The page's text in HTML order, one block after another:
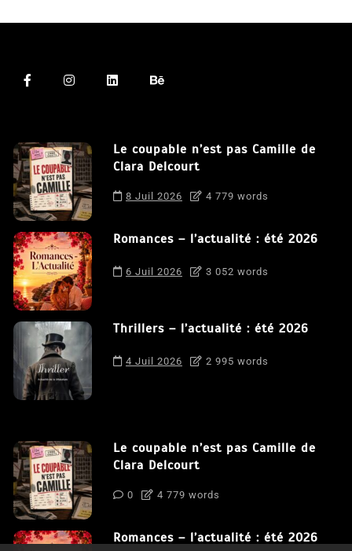
Le coupable n’est pas Camille de
Clara Delcourt
8 Juil 2026 4 779 words
Romances – l’actualité : été 2026
6 Juil 2026 3 052 words
Thrillers – l’actualité : été 2026
4 Juil 2026 2 995 words
Le coupable n’est pas Camille de
Clara Delcourt
0 4 779 words
Romances – l’actualité : été 2026